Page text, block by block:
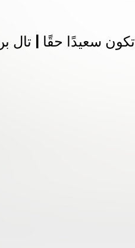
سعيدًا حقًا | تال